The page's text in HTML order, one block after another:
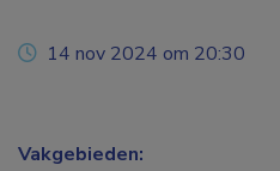
14 nov 2024 om 20:30
Vakgebieden: